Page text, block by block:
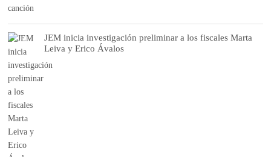
JEM inicia investigación preliminar a los fiscales Marta
Leiva y Erico Ávalos